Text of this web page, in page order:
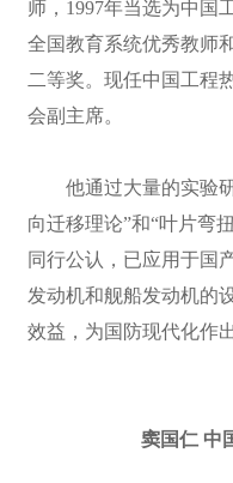
师，1997年当选为中国
全国教育系统优秀教师
二等奖。现任中国工程
会副主席。
他通过大量的实验
向迁移理论”和“叶片弯
同行公认，已应用于国
发动机和舰船发动机的
效益，为国防现代化作
窦国仁 中